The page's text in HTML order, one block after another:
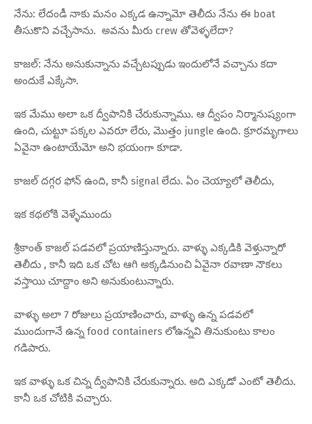
నేను: లేదండీ నాకు మనం ఎక్కడ ఉన్నామో తెలీదు నేను ఈ boat
తీసుకొని వచ్చేసాను. అవను మీరు crew తోవెళ్ళలేదా?
కాజల్: నేను అనుకున్నాను వచ్చేటప్పుడు ఇందులోనే వచ్చాను కదా
అందుకే ఎక్కేసా.
ఇక మేము అలా ఒక ద్వీపానికి చేరుకున్నాము. ఆ ద్వీపం నిర్మానుష్యంగా
ఉంది, చుట్టూ పక్కల ఎవరూ లేరు, మొత్తం jungle ఉంది. క్రూరమృగాలు
ఏవైనా ఉంటాయేమో అని భయంగా కూడా.
కాజల్ దగ్గర ఫోన్ ఉంది, కానీ signal లేదు. ఏం చెయ్యాలో తెలీదు,
ఇక కథలోకి వెళ్ళేముందు
శ్రీకాంత్ కాజల్ పడవలో ప్రయాణిస్తున్నారు. వాళ్ళు ఎక్కడికి వెళ్తున్నారో
తెలీదు , కానీ ఇది ఒక చోట ఆగి అక్కడినుంచి ఏవైనా రవాణా నౌకలు
వస్తాయి చూద్దాం అని అనుకుంటున్నారు.
వాళ్ళు అలా 7 రోజులు ప్రయాణించారు, వాళ్ళు ఉన్న పడవలో
ముందుగానే ఉన్న food containers లోఉన్నవి తినుకుంటు కాలం
గడిపారు.
ఇక వాళ్ళు ఒక చిన్న ద్వీపానికి చేరుకున్నారు. అది ఎక్కడో ఎంటో తెలీదు.
కానీ ఒక చోటికి వచ్చారు.